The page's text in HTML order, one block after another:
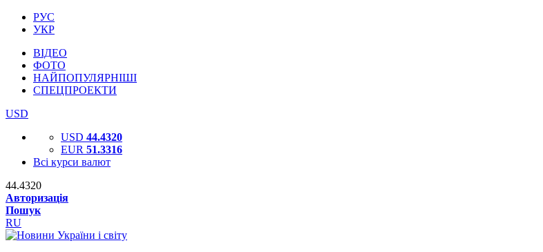
РУС
УКР
ВІДЕО
ФОТО
НАЙПОПУЛЯРНІШІ
СПЕЦПРОЕКТИ
USD
USD 44.4320
EUR 51.3316
Всі курси валют
44.4320
Авторизація
Пошук
RU